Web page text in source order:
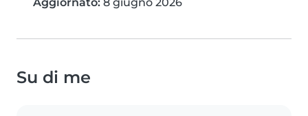
Aggiornato: 8 giugno 2026
Su di me